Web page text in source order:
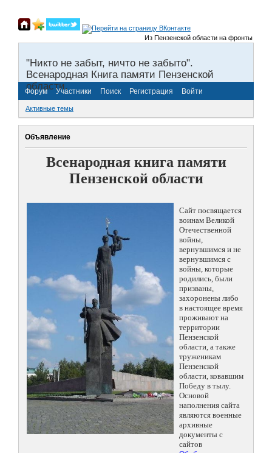
Из Пензенской области на фронты
"Никто не забыт, ничто не забыто".
Всенародная Книга памяти Пензенской
области.
Форум Участники Поиск Регистрация Войти
Активные темы
Объявление
Всенародная книга памяти
Пензенской области
Сайт посвящается
воинам Великой
Отечественной
войны,
вернувшимся и не
вернувшимся с
войны, которые
родились, были
призваны,
захоронены либо
в настоящее время
проживают на
территории
Пензенской
области, а также
труженикам
Пензенской
области, ковавшим
Победу в тылу.
Основой
наполнения сайта
являются военные
архивные
документы с
сайтов